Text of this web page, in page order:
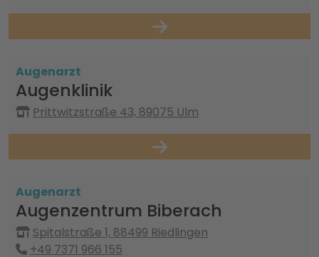
Augenarzt
Augenklinik
Prittwitzstraße 43, 89075 Ulm
Augenarzt
Augenzentrum Biberach
Spitalstraße 1, 88499 Riedlingen
+49 7371 966 155